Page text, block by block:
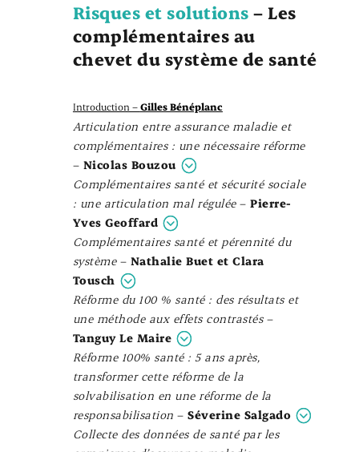
Risques et solutions – Les
complémentaires au
chevet du système de santé
Introduction –Gilles Bénéplanc
Articulation entre assurance maladie et
complémentaires : une nécessaire réforme
– Nicolas Bouzou
Complémentaires santé et sécurité sociale
: une articulation mal régulée–Pierre-
Yves Geoffard
Complémentaires santé et pérennité du
système– Nathalie Buet et Clara
Tousch
Réforme du 100 % santé : des résultats et
une méthode aux effets contrastés–
Tanguy Le Maire
Réforme 100% santé : 5 ans après,
transformer cette réforme de la
solvabilisation en une réforme de la
responsabilisation –Séverine Salgado
Collecte des données de santé par les